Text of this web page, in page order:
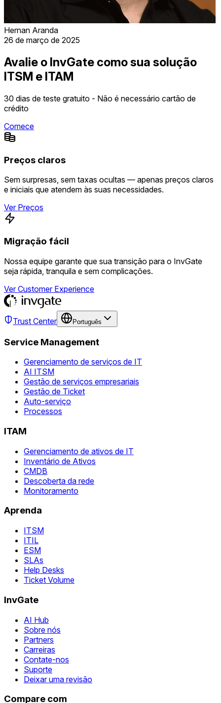
Hernan Aranda
26 de março de 2025
Avalie o InvGate como sua solução
ITSM e ITAM
30 dias de teste gratuito - Não é necessário cartão de
crédito
Comece
Preços claros
Sem surpresas, sem taxas ocultas — apenas preços claros
e iniciais que atendem às suas necessidades.
Ver Preços
Migração fácil
Nossa equipe garante que sua transição para o InvGate
seja rápida, tranquila e sem complicações.
Ver Customer Experience
Trust Center Português
Service Management
Gerenciamento de serviços de IT
AI ITSM
Gestão de serviços empresariais
Gestão de Ticket
Auto-serviço
Processos
ITAM
Gerenciamento de ativos de IT
Inventário de Ativos
CMDB
Descoberta da rede
Monitoramento
Aprenda
ITSM
ITIL
ESM
SLAs
Help Desks
Ticket Volume
InvGate
AI Hub
Sobre nós
Partners
Carreiras
Contate-nos
Suporte
Deixar uma revisão
Compare com